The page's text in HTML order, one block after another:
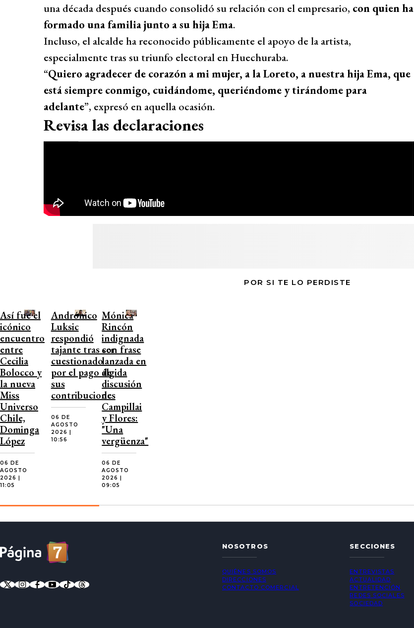
una década después cuando consolidó su relación con el empresario, con quien ha
formado una familia junto a su hija Ema.
Incluso, el alcalde ha reconocido públicamente el apoyo de la artista,
especialmente tras su triunfo electoral en Huechuraba.
“Quiero agradecer de corazón a mi mujer, a la Loreto, a nuestra hija Ema, que
está siempre conmigo, cuidándome, queriéndome y tirándome para
adelante”, expresó en aquella ocasión.
Revisa las declaraciones
POR SI TE LO PERDISTE
Así fue el
icónico
encuentro
entre
Cecilia
Bolocco y
la nueva
Miss
Universo
Chile,
Dominga
López
06 DE
AGOSTO
2026 |
11:05
Andrónico
Luksic
respondió
tajante tras ser
cuestionado
por el pago de
sus
contribuciones
06 DE
AGOSTO
2026 |
10:56
Mónica
Rincón
indignada
con frase
lanzada en
álgida
discusión
de
Campillai
y Flores:
"Una
vergüenza"
06 DE
AGOSTO
2026 |
09:05
NOSOTROS
QUIÉNES SOMOS
DIRECCIONES
CONTACTO COMERCIAL
SECCIONES
ENTREVISTAS
ACTUALIDAD
ENTRETENCIÓN
REDES SOCIALES
SOCIEDAD